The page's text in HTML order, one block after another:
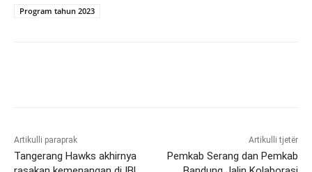
Program tahun 2023
Artikulli paraprak
Tangerang Hawks akhirnya
Artikulli tjetër
Pemkab Serang dan Pemkab